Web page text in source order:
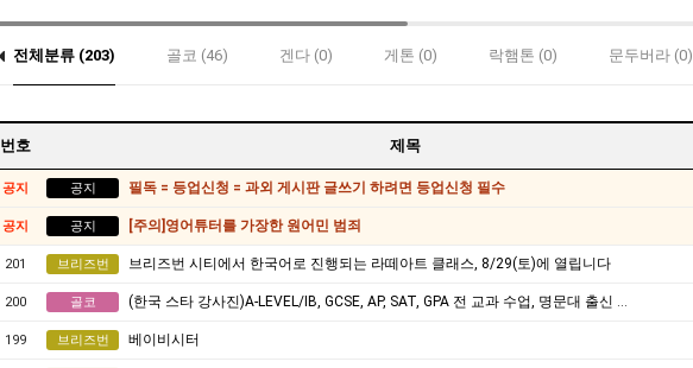
전체분류 (203) 골코 (46) 겐다 (0) 게톤 (0) 락햄톤 (0) 문두버라 (0)
번호 제목
공지 공지 필독 = 등업신청 = 과외 게시판 글쓰기 하려면 등업신청 필수
공지 공지 [주의]영어튜터를 가장한 원어민 범죄
201 브리즈번 브리즈번 시티에서 한국어로 진행되는 라떼아트 클래스, 8/29(토)에 열립니다
200 골코 (한국 스타 강사진)A-LEVEL/IB, GCSE, AP, SAT, GPA 전 교과 수업, 명문대 출신 강사진, 대치동 소재 INSPIRICA ACADEMY
199 브리즈번 베이비시터